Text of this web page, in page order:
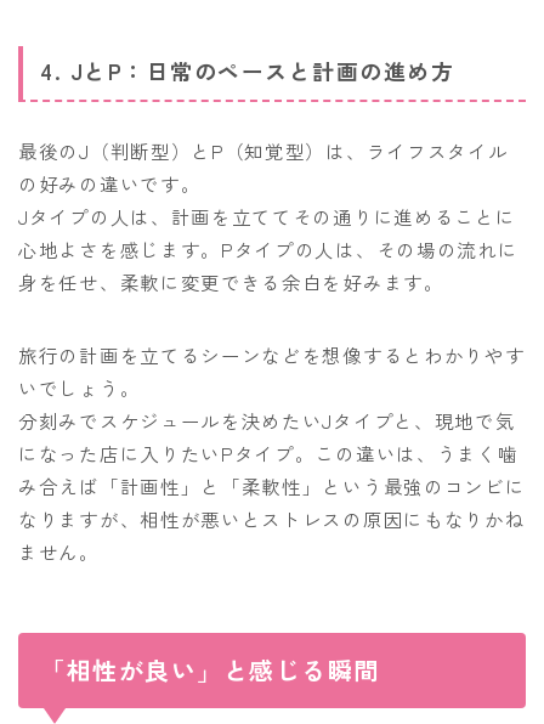
4. JとP：日常のペースと計画の進め方
最後のJ（判断型）とP（知覚型）は、ライフスタイル
の好みの違いです。
Jタイプの人は、計画を立ててその通りに進めることに
心地よさを感じます。Pタイプの人は、その場の流れに
身を任せ、柔軟に変更できる余白を好みます。
旅行の計画を立てるシーンなどを想像するとわかりやす
いでしょう。
分刻みでスケジュールを決めたいJタイプと、現地で気
になった店に入りたいPタイプ。この違いは、うまく噛
み合えば「計画性」と「柔軟性」という最強のコンビに
なりますが、相性が悪いとストレスの原因にもなりかね
ません。
「相性が良い」と感じる瞬間